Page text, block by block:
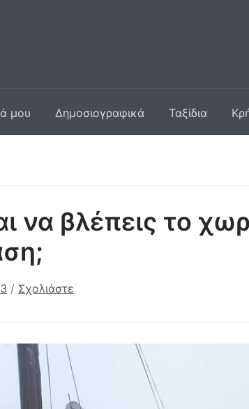
μου Δημοσιογραφικά Ταξίδια
να βλέπεις το
/ Σχολιάστε